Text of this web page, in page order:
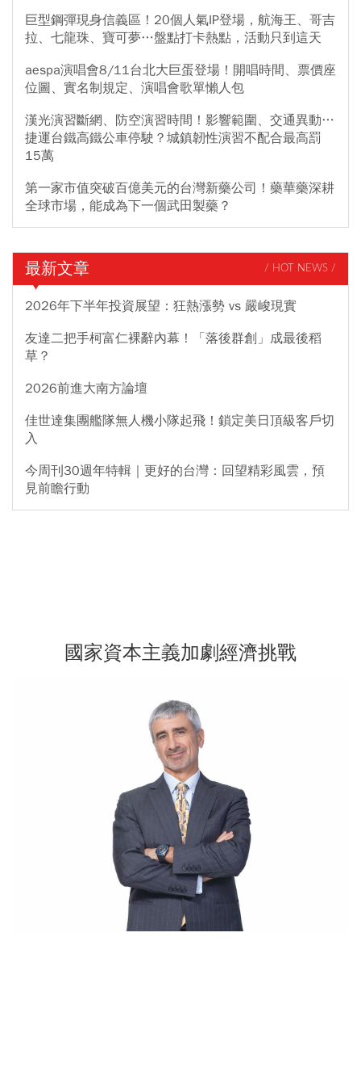
巨型鋼彈現身信義區！20個人氣IP登場，航海王、哥吉
拉、七龍珠、寶可夢…盤點打卡熱點，活動只到這天
aespa演唱會8/11台北大巨蛋登場！開唱時間、票價座
位圖、實名制規定、演唱會歌單懶人包
漢光演習斷網、防空演習時間！影響範圍、交通異動…
捷運台鐵高鐵公車停駛？城鎮韌性演習不配合最高罰
15萬
第一家市值突破百億美元的台灣新藥公司！藥華藥深耕
全球市場，能成為下一個武田製藥？
最新文章 / HOT NEWS /
2026年下半年投資展望：狂熱漲勢 vs 嚴峻現實
友達二把手柯富仁裸辭內幕！「落後群創」成最後稻
草？
2026前進大南方論壇
佳世達集團艦隊無人機小隊起飛！鎖定美日頂級客戶切
入
今周刊30週年特輯｜更好的台灣：回望精彩風雲，預
見前瞻行動
國家資本主義加劇經濟挑戰